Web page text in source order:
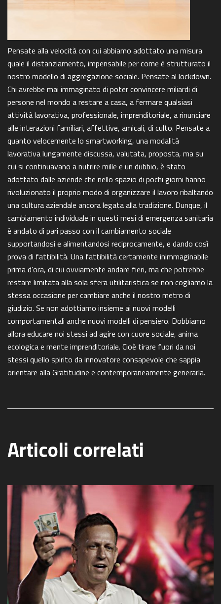
Pensate alla velocità con cui abbiamo adottato una misura
quale il distanziamento, impensabile per come è strutturato il
nostro modello di aggregazione sociale. Pensate al lockdown.
Chi avrebbe mai immaginato di poter convincere miliardi di
persone nel mondo a restare a casa, a fermare qualsiasi
attività lavorativa, professionale, imprenditoriale, a rinunciare
alle interazioni familiari, affettive, amicali, di culto. Pensate a
quanto velocemente lo smartworking, una modalità
lavorativa lungamente discussa, valutata, proposta, ma su
cui si continuavano a nutrire mille e un dubbio, è stato
adottato dalle aziende che nello spazio di pochi giorni hanno
rivoluzionato il proprio modo di organizzare il lavoro ribaltando
una cultura aziendale ancora legata alla tradizione. Dunque, il
cambiamento individuale in questi mesi di emergenza sanitaria
è andato di pari passo con il cambiamento sociale
supportandosi e alimentandosi reciprocamente, e dando così
prova di fattibilità. Una fattibilità certamente inimmaginabile
prima d’ora, di cui ovviamente andare fieri, ma che potrebbe
restare limitata alla sola sfera utilitaristica se non cogliamo la
stessa occasione per cambiare anche il nostro metro di
giudizio. Se non adottiamo insieme ai nuovi modelli
comportamentali anche nuovi modelli di pensiero. Dobbiamo
allora educare noi stessi ad agire con cuore sociale, anima
ecologica e mente imprenditoriale. Cioè tirare fuori da noi
stessi quello spirito da innovatore consapevole che sappia
orientare alla Gratitudine e contemporaneamente generarla.
Articoli correlati